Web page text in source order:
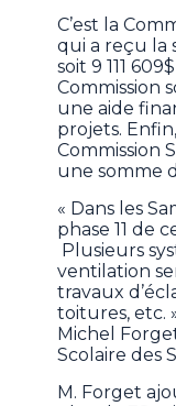
C’est la
qui a reçu la
soit 9 111
Commission
une aide
projets.
Commission
une somme
« Dans les
phase 11 de
Plusieurs
ventilation
travaux
toitures, etc.
Michel
Scolaire des
M. Forget